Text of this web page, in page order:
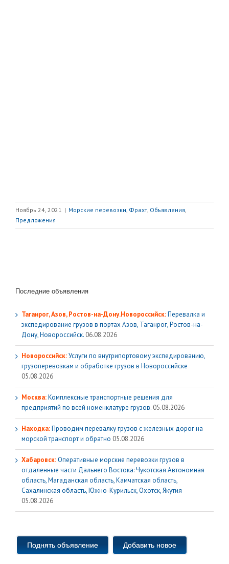
Ноябрь 24, 2021 | Морские перевозки, Фрахт, Объявления,
Предложения
Последние объявления
Таганрог, Азов, Ростов-на-Дону.Новороссийск:Перевалка и
экспедирование грузов в портах Азов, Таганрог, Ростов-на-
Дону, Новороссийск. 06.08.2026
Новороссийск:Услуги по внутрипортовому экспедированию,
грузоперевозкам и обработке грузов в Новороссийске
05.08.2026
Москва:Комплексные транспортные решения для
предприятий по всей номенклатуре грузов. 05.08.2026
Находка:Проводим перевалку грузов с железных дорог на
морской транспорт и обратно 05.08.2026
Хабаровск:Оперативные морские перевозки грузов в
отдаленные части Дальнего Востока: Чукотская Автономная
область, Магаданская область, Камчатская область,
Сахалинская область, Южно-Курильск, Охотск, Якутия
05.08.2026
Поднять объявление Добавить новое